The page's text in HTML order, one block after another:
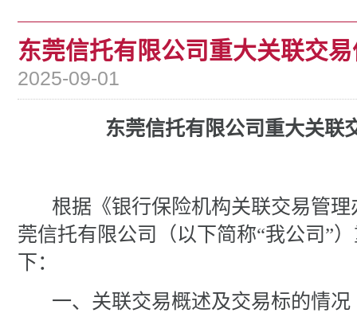
东莞信托有限公司重大关联交
2025-09-01
东莞信托有限公司重大关联
根据《银行保险机构关联交易管
莞信托有限公司（以下简称“我公司”
下：
一、关联交易概述及交易标的情况